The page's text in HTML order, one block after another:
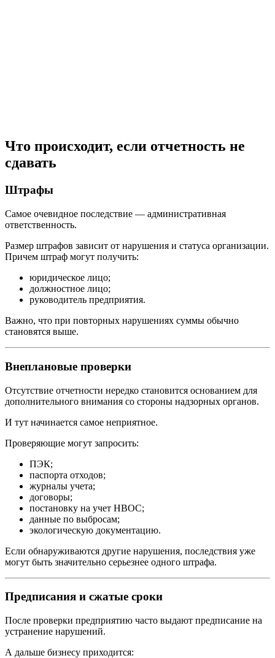
Что происходит, если отчетность не
сдавать
Штрафы
Самое очевидное последствие — административная
ответственность.
Размер штрафов зависит от нарушения и статуса организации.
Причем штраф могут получить:
юридическое лицо;
должностное лицо;
руководитель предприятия.
Важно, что при повторных нарушениях суммы обычно
становятся выше.
Внеплановые проверки
Отсутствие отчетности нередко становится основанием для
дополнительного внимания со стороны надзорных органов.
И тут начинается самое неприятное.
Проверяющие могут запросить:
ПЭК;
паспорта отходов;
журналы учета;
договоры;
постановку на учет НВОС;
данные по выбросам;
экологическую документацию.
Если обнаруживаются другие нарушения, последствия уже
могут быть значительно серьезнее одного штрафа.
Предписания и сжатые сроки
После проверки предприятию часто выдают предписание на
устранение нарушений.
А дальше бизнесу приходится: